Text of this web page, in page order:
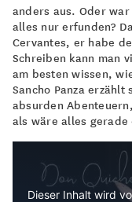
anders aus. Oder
alles nur erfunden?
Cervantes, er habe
Schreiben kann man
am besten wissen,
Sancho Panza
absurden
als wäre alles
Dieser Inhalt wird